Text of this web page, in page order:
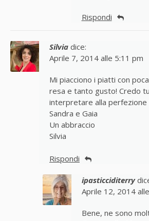
Rispondi
Silvia dice:
Aprile 7, 2014 alle 5:11 pm
Mi piacciono i piatti con
resa e tanto gusto! Credo
interpretare alla perfezione
Sandra e Gaia
Un abbraccio
Silvia
Rispondi
ipasticciditerry
Aprile 12, 2014
Bene, ne sono